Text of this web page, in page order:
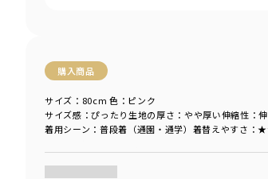
購入商品
サイズ感 ：ぴったり 生地の厚さ ：やや厚い伸縮性 ：
着用シーン ：普段着（通園・通学） 着替えやすさ ：
サイズ：80cm 色：ピンク